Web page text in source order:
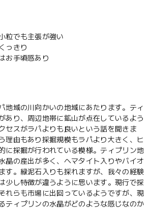
粒でも主張が強い
っきり
お手頃感あり
地域の川向かいの地域にあたります。ティ
あり、周辺地帯に鉱山が点在しているよう
セスがラパよりも良いという話を聞きま
理由もあり採掘規模もラパより大きく、ヒ
に採掘が行われている模様。ティプリン地
晶の産出が多く、ヘマタイト入りやバイオ
す。緑泥石入りも採れますが、我々の経験
少し特徴が違うように思います。現行で採
れらも市場に出回っているようですが、現
ティプリンの水晶がどのような感じなのか